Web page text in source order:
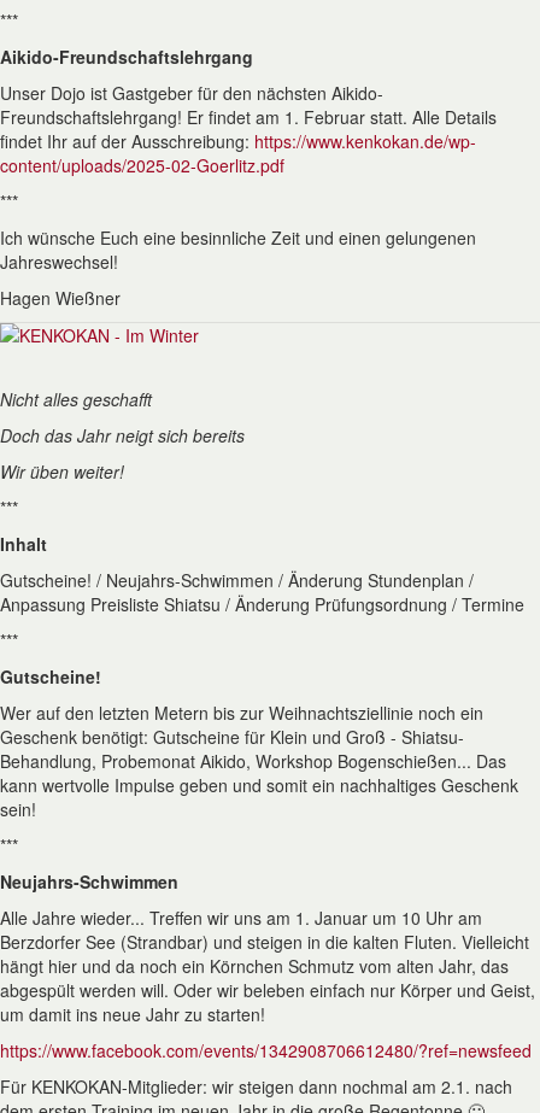
***
Aikido-Freundschaftslehrgang
Unser Dojo ist Gastgeber für den nächsten Aikido-
Freundschaftslehrgang! Er findet am 1. Februar statt. Alle Details
findet Ihr auf der Ausschreibung: https://www.kenkokan.de/wp-
content/uploads/2025-02-Goerlitz.pdf
***
Ich wünsche Euch eine besinnliche Zeit und einen gelungenen
Jahreswechsel!
Hagen Wießner
Nicht alles geschafft
Doch das Jahr neigt sich bereits
Wir üben weiter!
***
Inhalt
Gutscheine! / Neujahrs-Schwimmen / Änderung Stundenplan /
Anpassung Preisliste Shiatsu / Änderung Prüfungsordnung / Termine
***
Gutscheine!
Wer auf den letzten Metern bis zur Weihnachtsziellinie noch ein
Geschenk benötigt: Gutscheine für Klein und Groß - Shiatsu-
Behandlung, Probemonat Aikido, Workshop Bogenschießen... Das
kann wertvolle Impulse geben und somit ein nachhaltiges Geschenk
sein!
***
Neujahrs-Schwimmen
Alle Jahre wieder... Treffen wir uns am 1. Januar um 10 Uhr am
Berzdorfer See (Strandbar) und steigen in die kalten Fluten. Vielleicht
hängt hier und da noch ein Körnchen Schmutz vom alten Jahr, das
abgespült werden will. Oder wir beleben einfach nur Körper und Geist,
um damit ins neue Jahr zu starten!
https://www.facebook.com/events/1342908706612480/?ref=newsfeed
Für KENKOKAN-Mitglieder: wir steigen dann nochmal am 2.1. nach